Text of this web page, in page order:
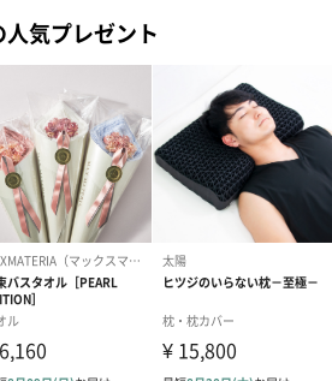
ルジェルボール4D：界面活性剤(66%：直
ベンゼンスルホン酸塩、アルキルエーテル
ル塩、ポリオキシエチレンアルキルエーテ
っけん分(脂肪酸塩))、安定化剤(プロピレング
)、分散剤、金属封鎖剤、香料、水軟化剤、酵
増白剤
イコンパクト：界面活性剤（33%：アルキ
硫酸エステルナトリウム、アルキルアミン
、ポリオキシエチレンアルキルエーテル）、
粘度調整剤
ルの注意事項>
意。
気プレゼント